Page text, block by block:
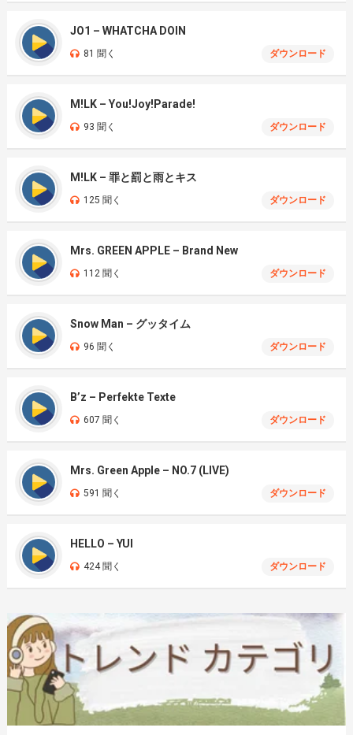
JO1 – WHATCHA DOIN
81 聞く ダウンロード
M!LK – You!Joy!Parade!
93 聞く ダウンロード
M!LK – 罪と罰と雨とキス
125 聞く ダウンロード
Mrs. GREEN APPLE – Brand New
112 聞く ダウンロード
Snow Man – グッタイム
96 聞く ダウンロード
B’z – Perfekte Texte
607 聞く ダウンロード
Mrs. Green Apple – NO.7 (LIVE)
591 聞く ダウンロード
HELLO – YUI
424 聞く ダウンロード